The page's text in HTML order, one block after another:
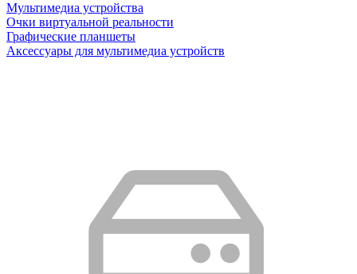
Мультимедиа устройства
Очки виртуальной реальности
Графические планшеты
Аксессуары для мультимедиа устройств